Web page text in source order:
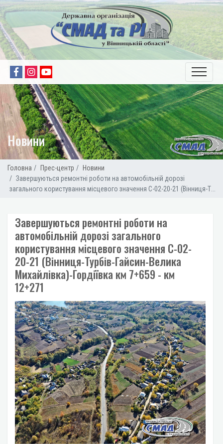
Головна Прес-центр
Новини
Завершуються ремонтні роботи на автомобільній дорозі
загального користування місцевого значення С-02-20-21 (Вінниця-Т...
Новини
Завершуються ремонтні роботи на
автомобільній дорозі загального
користування місцевого значення С-02-
20-21 (Вінниця-Турбів-Гайсин-Велика
Михайлівка)-Гордіївка км 7+659 - км
12+271